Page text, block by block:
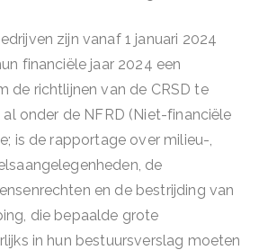
zijn vanaf 1 januari 2024
financiële jaar 2024 een
de richtlijnen van de CRSD te
onder de NFRD (Niet-financiële
is de rapportage over milieu-,
de
en de bestrijding van
die bepaalde grote
in hun bestuursverslag moeten